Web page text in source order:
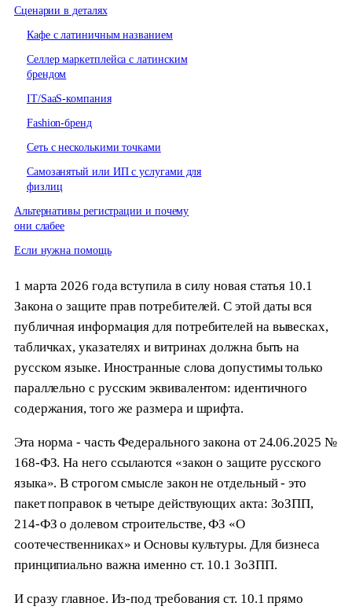
Сценарии в деталях
Кафе с латиничным названием
Селлер маркетплейса с латинским
брендом
IT/SaaS-компания
Fashion-бренд
Сеть с несколькими точками
Самозанятый или ИП с услугами для
физлиц
Альтернативы регистрации и почему
они слабее
Если нужна помощь
1 марта 2026 года вступила в силу новая статья 10.1
Закона о защите прав потребителей. С этой даты вся
публичная информация для потребителей на вывесках,
табличках, указателях и витринах должна быть на
русском языке. Иностранные слова допустимы только
параллельно с русским эквивалентом: идентичного
содержания, того же размера и шрифта.
Эта норма - часть Федерального закона от 24.06.2025 №
168-ФЗ. На него ссылаются «закон о защите русского
языка». В строгом смысле закон не отдельный - это
пакет поправок в четыре действующих акта: ЗоЗПП,
214-ФЗ о долевом строительстве, ФЗ «О
соотечественниках» и Основы культуры. Для бизнеса
принципиально важна именно ст. 10.1 ЗоЗПП.
И сразу главное. Из-под требования ст. 10.1 прямо